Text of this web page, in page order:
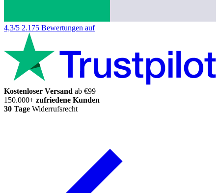
4,3/5 2.175 Bewertungen auf
Kostenloser Versand ab €99
150.000+ zufriedene Kunden
30 Tage Widerrufsrecht